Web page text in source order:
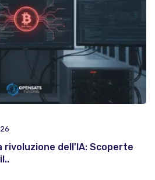
rivoluzione dell'IA: Scoperte